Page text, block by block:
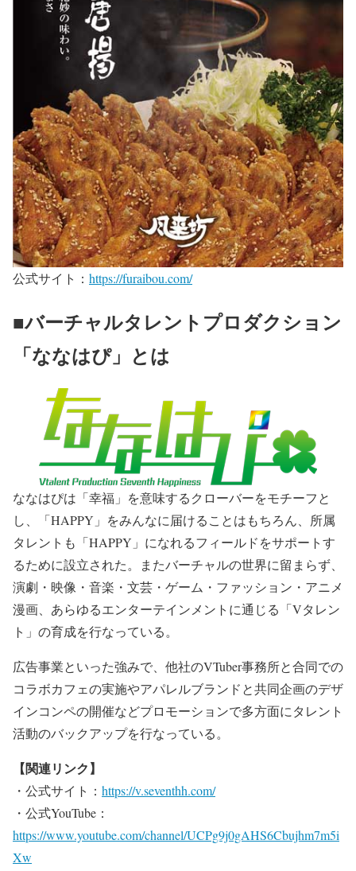
公式サイト： https://furaibou.com/
■バーチャルタレントプロダクション
「ななはぴ」とは
ななはぴは「幸福」を意味するクローバーをモチーフと
し、「HAPPY」をみんなに届けることはもちろん、所属
タレントも「HAPPY」になれるフィールドをサポートす
るために設立された。またバーチャルの世界に留まらず、
演劇・映像・音楽・文芸・ゲーム・ファッション・アニメ
漫画、あらゆるエンターテインメントに通じる「Vタレン
ト」の育成を行なっている。
広告事業といった強みで、他社のVTuber事務所と合同での
コラボカフェの実施やアパレルブランドと共同企画のデザ
インコンペの開催などプロモーションで多方面にタレント
活動のバックアップを行なっている。
【関連リンク】
・公式サイト： https://v.seventhh.com/
・公式YouTube：
https://www.youtube.com/channel/UCPg9j0gAHS6Cbujhm7m5i
Xw